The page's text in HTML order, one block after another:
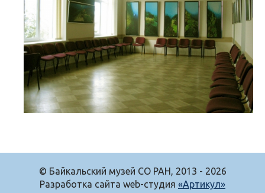
© Байкальский музей СО РАН, 2013 - 2026
Разработка сайта web-студия «Артикул»